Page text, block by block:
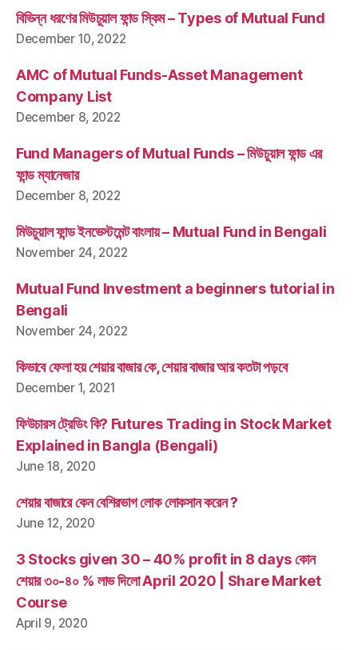
বিভিন্ন ধরণের মিউচুয়াল ফান্ড স্কিম – Types of Mutual Fund
December 10, 2022
AMC of Mutual Funds-Asset Management
Company List
December 8, 2022
Fund Managers of Mutual Funds – মিউচুয়াল ফান্ড এর
ফান্ড ম্যানেজার
December 8, 2022
মিউচুয়াল ফান্ড ইনভেস্টমেন্ট বাংলায় – Mutual Fund in Bengali
November 24, 2022
Mutual Fund Investment a beginners tutorial in
Bengali
November 24, 2022
কিভাবে ফেলা হয় শেয়ার বাজার কে, শেয়ার বাজার আর কতটা পড়বে
December 1, 2021
ফিউচারস ট্রেডিং কি? Futures Trading in Stock Market
Explained in Bangla (Bengali)
June 18, 2020
শেয়ার বাজারে কেন বেশিরভাগ লোক লোকসান করেন ?
June 12, 2020
3 Stocks given 30 – 40% profit in 8 days কোন
শেয়ার ৩০-৪০ % লাভ দিলো April 2020 | Share Market
Course
April 9, 2020